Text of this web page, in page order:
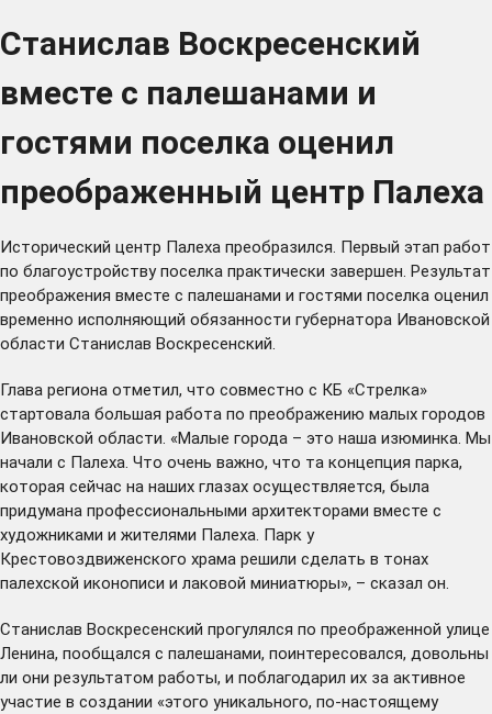
Станислав Воскресенский
вместе с палешанами и
гостями поселка оценил
преображенный центр Палеха
Исторический центр Палеха преобразился. Первый этап работ
по благоустройству поселка практически завершен. Результат
преображения вместе с палешанами и гостями поселка оценил
временно исполняющий обязанности губернатора Ивановской
области Станислав Воскресенский.
Глава региона отметил, что совместно с КБ «Стрелка»
стартовала большая работа по преображению малых городов
Ивановской области. «Малые города – это наша изюминка. Мы
начали с Палеха. Что очень важно, что та концепция парка,
которая сейчас на наших глазах осуществляется, была
придумана профессиональными архитекторами вместе с
художниками и жителями Палеха. Парк у
Крестовоздвиженского храма решили сделать в тонах
палехской иконописи и лаковой миниатюры», – сказал он.
Станислав Воскресенский прогулялся по преображенной улице
Ленина, пообщался с палешанами, поинтересовался, довольны
ли они результатом работы, и поблагодарил их за активное
участие в создании «этого уникального, по-настоящему